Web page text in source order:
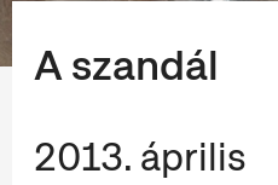
A szandál
2013. április